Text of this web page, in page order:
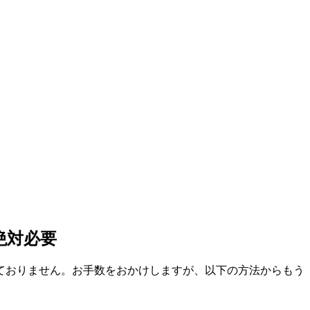
対必要
りません。お手数をおかけしますが、以下の方法からもう